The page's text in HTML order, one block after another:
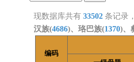
现数据库共有 33502 条记录
汉族(4686)、珞巴族(1370)、
编码